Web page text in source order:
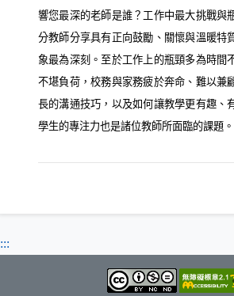
響您最深的老師是誰？工作中最大挑戰與
分教師分享具有正向鼓勵、關懷與溫暖特
象最為深刻。至於工作上的瓶頸多為時間
不堪負荷，校務與家務疲於奔命、難以兼
長的溝通技巧，以及如何讓教學更有趣、
學生的專注力也是諸位教師所面臨的課題。
:::